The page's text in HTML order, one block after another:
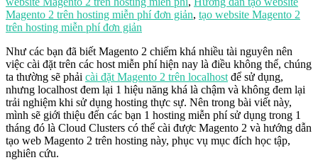
Magento 2 trên hosting miễn phí đơn giản, tạo website Magento 2
trên hosting miễn phí đơn giản
Như các bạn đã biết Magento 2 chiếm khá nhiều tài nguyên nên
việc cài đặt trên các host miễn phí hiện nay là điều không thể, chúng
ta thường sẽ phải cài đặt Magento 2 trên localhost để sử dụng,
nhưng localhost đem lại 1 hiệu năng khá là chậm và không đem lại
trải nghiệm khi sử dụng hosting thực sự. Nên trong bài viết này,
mình sẽ giới thiệu đến các bạn 1 hosting miễn phí sử dụng trong 1
tháng đó là Cloud Clusters có thể cài được Magento 2 và hướng dẫn
tạo web Magento 2 trên hosting này, phục vụ mục đích học tập,
nghiên cứu.